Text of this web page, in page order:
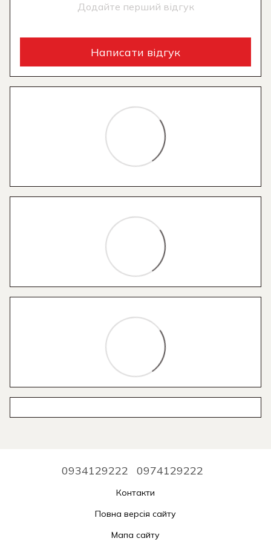
Додайте перший відгук
Написати відгук
0934129222 0974129222
Контакти
Повна версія сайту
Мапа сайту